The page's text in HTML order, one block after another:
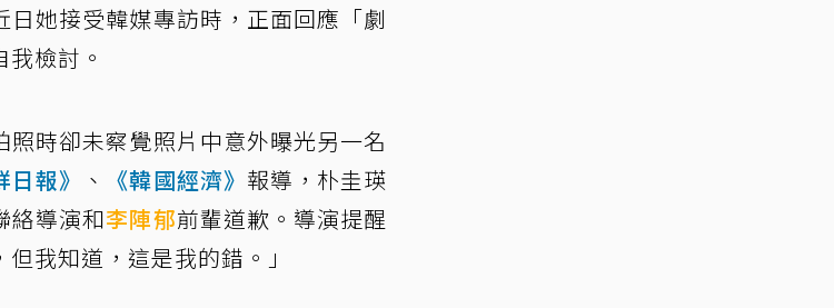
她接受韓媒專訪時，正面回應「劇
檢討。
時卻未察覺照片中意外曝光另一名
日報》 、 《韓國經濟》 報導，朴圭瑛
絡導演和李陣郁前輩道歉。導演提醒
我知道，這是我的錯。」